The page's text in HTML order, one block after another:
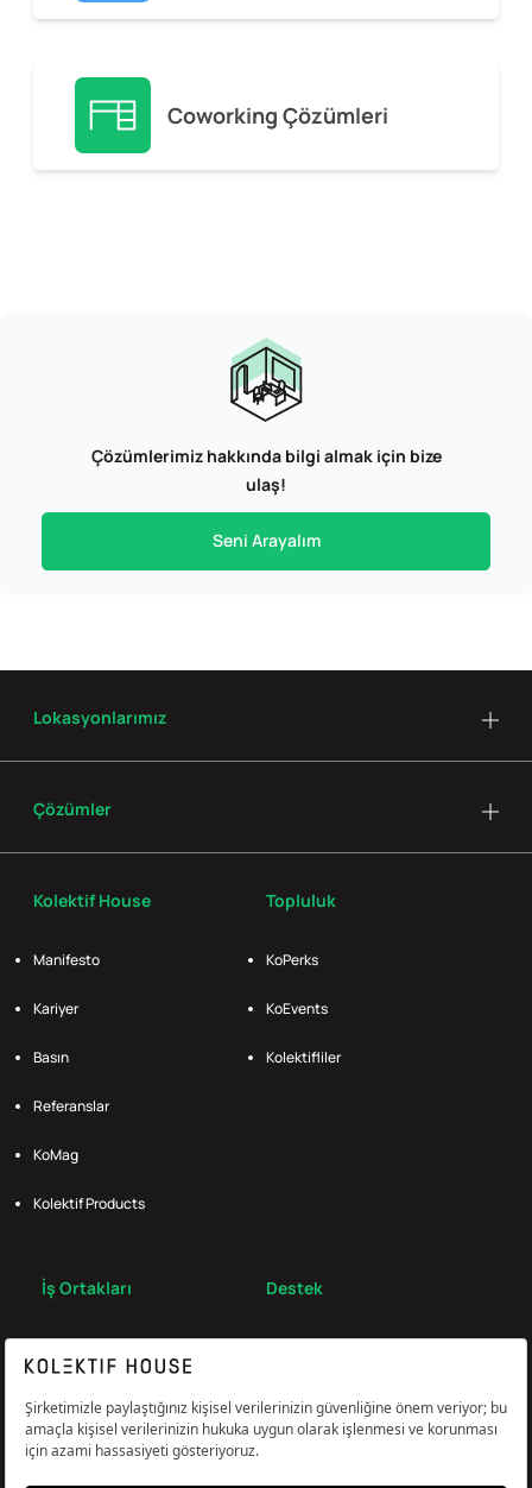
Coworking Çözümleri
Çözümlerimiz hakkında bilgi almak için bize
ulaş!
Seni Arayalım
Kolektif House
Manifesto
Kariyer
Basın
Referanslar
KoMag
Kolektif Products
Topluluk
KoPerks
KoEvents
Kolektifliler
İş Ortakları Destek
Lokasyonlarımız
Çözümler